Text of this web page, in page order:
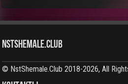
NstShemale.Club
© NstShemale.Club 2018-2026, All